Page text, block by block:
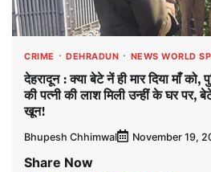
CRIME DEHRADUN NEWS WORLD
देहरादून : क्या बेटे नें ही मार दिया माँ
की पत्नी की लाश मिली उन्हीं के घर पर,
खून!
Bhupesh Chhimwal November 19,
Share Now